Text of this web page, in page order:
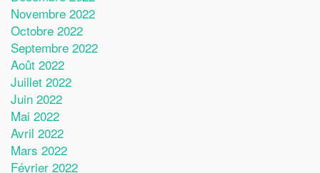
Novembre 2022
Octobre 2022
Septembre 2022
Août 2022
Juillet 2022
Juin 2022
Mai 2022
Avril 2022
Mars 2022
Février 2022